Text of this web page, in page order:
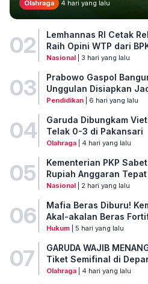
Olahraga 4 hari yang lalu
02
Lemhannas RI Cetak
Raih Opini WTP dari
Nasional| 3 hari yang lalu
03
Prabowo Gaspol
Unggulan Disiapkan
Pendidikan| 6 hari yang lalu
04
Garuda Dibungkam
Telak 0-3 di Pakansari
Olahraga| 4 hari yang lalu
05
Kementerian PKP
Rupiah Anggaran
Nasional| 2 hari yang lalu
06
Mafia Beras Diburu!
Akal-akalan Beras
Hukum| 5 hari yang lalu
07
GARUDA WAJIB
Tiket Semifinal di
Olahraga| 4 hari yang lalu